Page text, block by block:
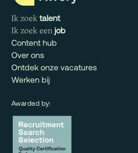
Ik zoek talent
Ik zoek een job
Content hub
Over ons
Ontdek onze vacatures
Werken bij
Awarded by: